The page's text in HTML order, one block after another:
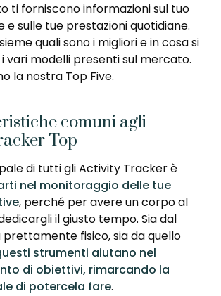
ti forniscono informazioni sul tuo
e sulle tue prestazioni quotidiane.
quali sono i migliori e in cosa si
vari modelli presenti sul mercato.
la nostra Top Five.
comuni agli
Top
di tutti gli Activity Tracker è
nel monitoraggio delle tue
, perché per avere un corpo al
il giusto tempo. Sia dal
prettamente fisico, sia da quello
strumenti aiutano nel
di obiettivi, rimarcando la
di potercela fare.